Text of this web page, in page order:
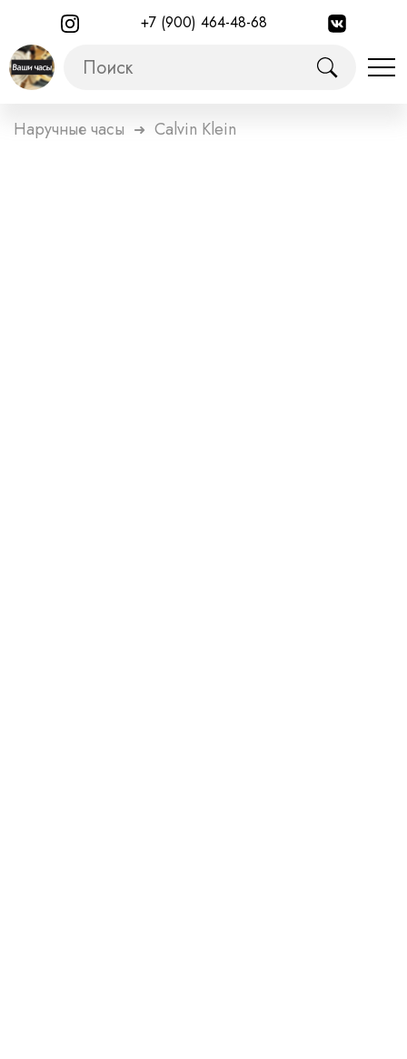
+7 (900) 464-48-68
Наручные часы ➜ Calvin Klein